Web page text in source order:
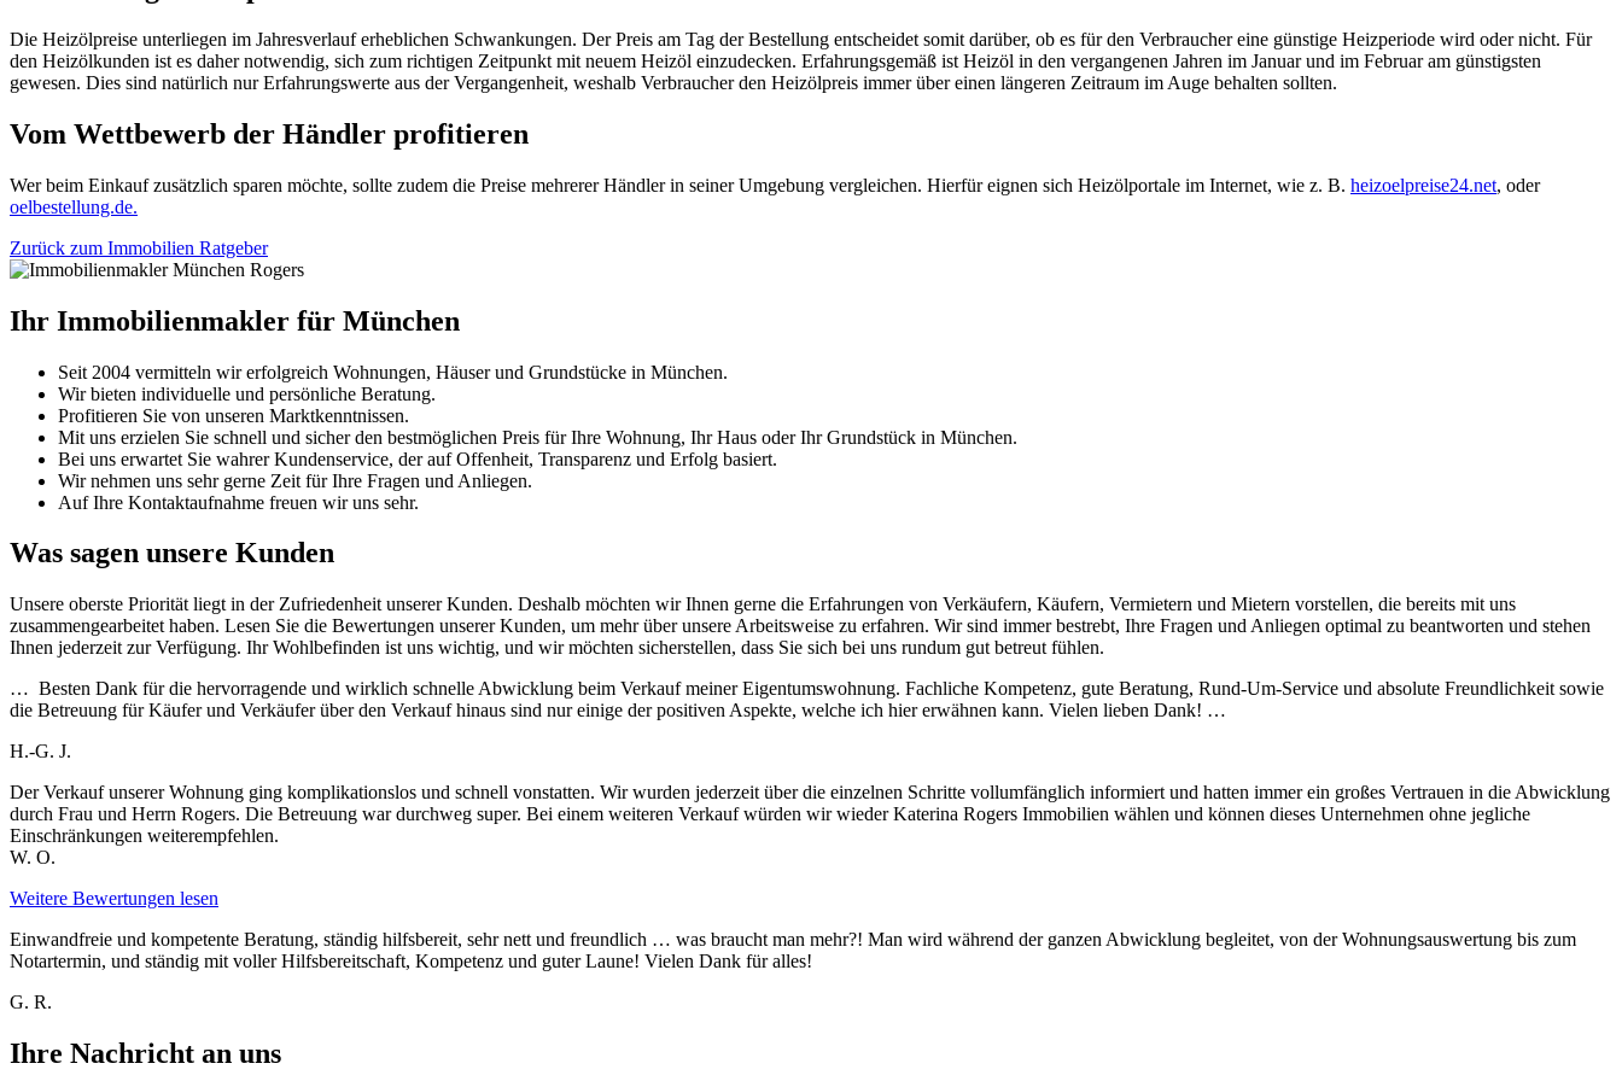
Die Heizölpreise unterliegen im Jahresverlauf erheblichen Schwankungen. Der Preis am Tag der Bestellung entscheidet somit darüber, ob es für den Verbraucher eine günstige Heizperiode wird oder nicht. Für
den Heizölkunden ist es daher notwendig, sich zum richtigen Zeitpunkt mit neuem Heizöl einzudecken. Erfahrungsgemäß ist Heizöl in den vergangenen Jahren im Januar und im Februar am günstigsten
gewesen. Dies sind natürlich nur Erfahrungswerte aus der Vergangenheit, weshalb Verbraucher den Heizölpreis immer über einen längeren Zeitraum im Auge behalten sollten.
Vom Wettbewerb der Händler profitieren
Wer beim Einkauf zusätzlich sparen möchte, sollte zudem die Preise mehrerer Händler in seiner Umgebung vergleichen. Hierfür eignen sich Heizölportale im Internet, wie z. B. heizoelpreise24.net, oder
oelbestellung.de.
Zurück zum Immobilien Ratgeber
Ihr Immobilienmakler für München
Seit 2004 vermitteln wir erfolgreich Wohnungen, Häuser und Grundstücke in München.
Wir bieten individuelle und persönliche Beratung.
Profitieren Sie von unseren Marktkenntnissen.
Mit uns erzielen Sie schnell und sicher den bestmöglichen Preis für Ihre Wohnung, Ihr Haus oder Ihr Grundstück in München.
Bei uns erwartet Sie wahrer Kundenservice, der auf Offenheit, Transparenz und Erfolg basiert.
Wir nehmen uns sehr gerne Zeit für Ihre Fragen und Anliegen.
Auf Ihre Kontaktaufnahme freuen wir uns sehr.
Was sagen unsere Kunden
Unsere oberste Priorität liegt in der Zufriedenheit unserer Kunden. Deshalb möchten wir Ihnen gerne die Erfahrungen von Verkäufern, Käufern, Vermietern und Mietern vorstellen, die bereits mit uns
zusammengearbeitet haben. Lesen Sie die Bewertungen unserer Kunden, um mehr über unsere Arbeitsweise zu erfahren. Wir sind immer bestrebt, Ihre Fragen und Anliegen optimal zu beantworten und stehen
Ihnen jederzeit zur Verfügung. Ihr Wohlbefinden ist uns wichtig, und wir möchten sicherstellen, dass Sie sich bei uns rundum gut betreut fühlen.
… Besten Dank für die hervorragende und wirklich schnelle Abwicklung beim Verkauf meiner Eigentumswohnung. Fachliche Kompetenz, gute Beratung, Rund-Um-Service und absolute Freundlichkeit sowie
die Betreuung für Käufer und Verkäufer über den Verkauf hinaus sind nur einige der positiven Aspekte, welche ich hier erwähnen kann. Vielen lieben Dank! …
H.-G. J.
Der Verkauf unserer Wohnung ging komplikationslos und schnell vonstatten. Wir wurden jederzeit über die einzelnen Schritte vollumfänglich informiert und hatten immer ein großes Vertrauen in die Abwicklung
durch Frau und Herrn Rogers. Die Betreuung war durchweg super. Bei einem weiteren Verkauf würden wir wieder Katerina Rogers Immobilien wählen und können dieses Unternehmen ohne jegliche
Einschränkungen weiterempfehlen.
W. O.
Weitere Bewertungen lesen
Einwandfreie und kompetente Beratung, ständig hilfsbereit, sehr nett und freundlich … was braucht man mehr?! Man wird während der ganzen Abwicklung begleitet, von der Wohnungsauswertung bis zum
Notartermin, und ständig mit voller Hilfsbereitschaft, Kompetenz und guter Laune! Vielen Dank für alles!
G. R.
Ihre Nachricht an uns